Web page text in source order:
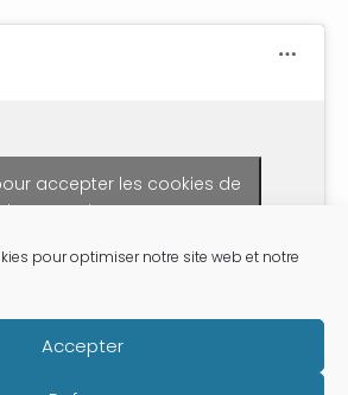
pour optimiser notre site web et notre
Accepter
accepter les cookies de
et activer ce contenu